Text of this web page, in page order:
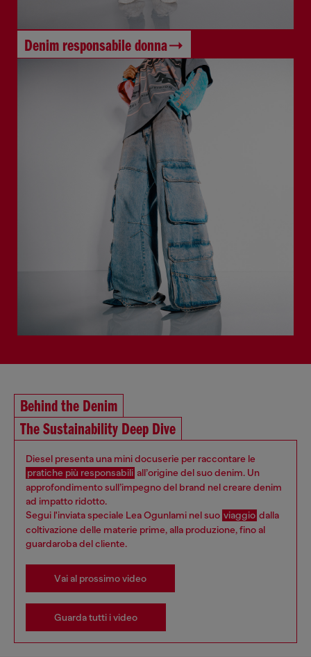
Denim responsabile donna
Behind the Denim
The Sustainability Deep Dive
Diesel presenta una mini docuserie per raccontare le
pratiche più responsabili all’origine del suo denim. Un
approfondimento sull’impegno del brand nel creare denim
ad impatto ridotto.
Segui l'inviata speciale Lea Ogunlami nel suo viaggio dalla
coltivazione delle materie prime, alla produzione, fino al
guardaroba del cliente.
Vai al prossimo video
Guarda tutti i video